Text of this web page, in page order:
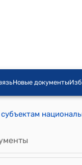
Новые документы